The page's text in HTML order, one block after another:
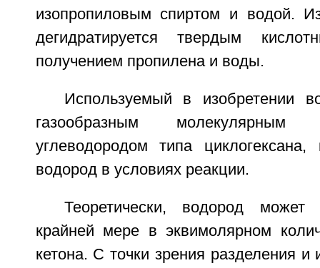
изопропиловым спиртом и водой.
дегидратируется твердым
получением пропилена и воды.
Используемый в изобретении
газообразным
углеводородом типа циклогексана,
водород в условиях реакции.
Теоретически, водород может
крайней мере в эквимолярном
кетона. С точки зрения разделения и